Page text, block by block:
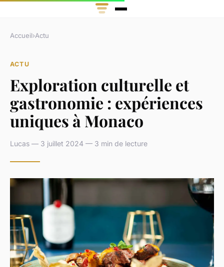
Accueil›Actu
ACTU
Exploration culturelle et
gastronomie : expériences
uniques à Monaco
Lucas — 3 juillet 2024 — 3 min de lecture